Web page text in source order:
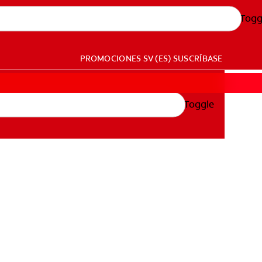
PROMOCIONES SV (ES) SUSCRÍBASE
Toggle